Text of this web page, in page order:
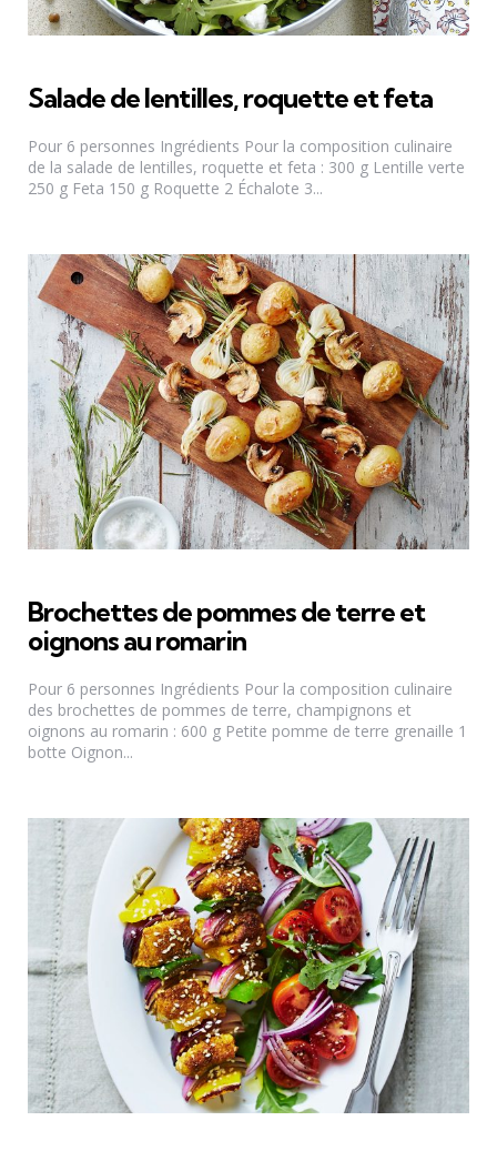
Salade de lentilles, roquette et feta
Pour 6 personnes Ingrédients Pour la composition culinaire
de la salade de lentilles, roquette et feta : 300 g Lentille verte
250 g Feta 150 g Roquette 2 Échalote 3...
Brochettes de pommes de terre et
oignons au romarin
Pour 6 personnes Ingrédients Pour la composition culinaire
des brochettes de pommes de terre, champignons et
oignons au romarin : 600 g Petite pomme de terre grenaille 1
botte Oignon...